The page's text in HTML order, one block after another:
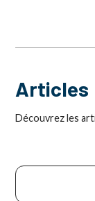
Articles
Découvrez les